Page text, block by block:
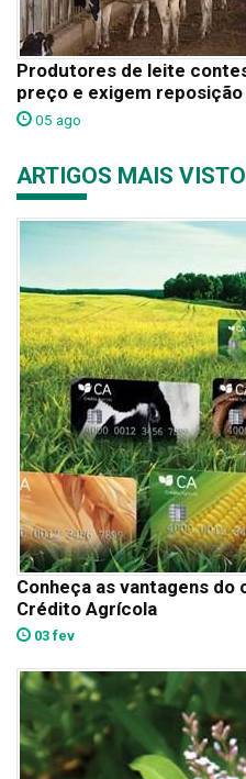
Produtores de leite
preço e exigem
05 ago
ARTIGOS MAIS
Conheça as vantagens
Crédito Agrícola
03 fev